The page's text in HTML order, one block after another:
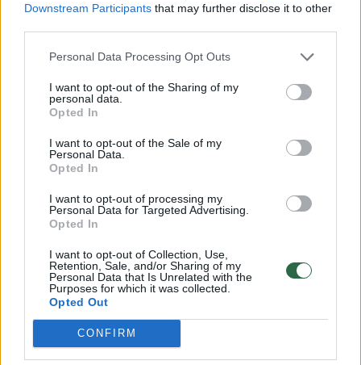
Downstream Participants that may further disclose it to other
Personal Data Processing Opt Outs
I want to opt-out of the Sharing of my
personal data.
Opted In
I want to opt-out of the Sale of my
Personal Data.
Opted In
I want to opt-out of processing my
Personal Data for Targeted Advertising.
Opted In
I want to opt-out of Collection, Use,
Retention, Sale, and/or Sharing of my
Personal Data that Is Unrelated with the
Purposes for which it was collected.
Opted Out
CONFIRM
Kartu su mergina iš namų išėjęs berniukas yra
130 cm ūgio, liekno kūno sudėjimo, apvalaus
spalvos marškinėlius trumpomis rankovėmis,
mūvėjo juodos spalvos sportines kelnes,
avėjo mėlynos spalvos sportinius batus.
Marijampolės apskrities VPK pranešta, kad
trečiadienį apie 12 val. iš Kudirkos gatvėje
esančių globos namų išėjo ir iki šiol negrįžo
2006 metais gimęs globotinis.
Vaikinas yra apie 175 cm ūgio, liekno kūno
sudėjimo, trumpais, šviesiais plaukais, vilkėjo